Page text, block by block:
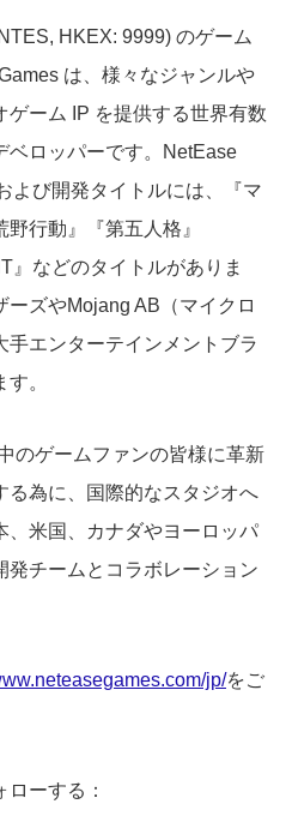
HKEX: 9999) のゲーム
は、様々なジャンルや
ゲーム IP を提供する世界有数
ベロッパーです。NetEase
よび開発タイトルには、『マ
行動』『第五人格』
』などのタイトルがありま
ズやMojang AB（マイクロ
手エンターテインメントブラ
。
のゲームファンの皆様に革新
る為に、国際的なスタジオへ
、米国、カナダやヨーロッパ
発チームとコラボレーション
jp/をご
ーする：